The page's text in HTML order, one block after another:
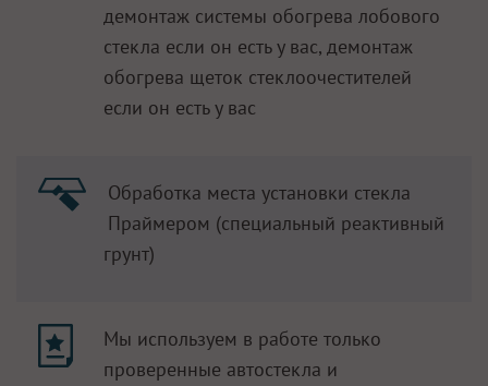
демонтаж системы обогрева лобового
стекла если он есть у вас, демонтаж
обогрева щеток стеклоочестителей
если он есть у вас
Обработка места установки стекла
Праймером (специальный реактивный
грунт)
Мы используем в работе только
проверенные автостекла и